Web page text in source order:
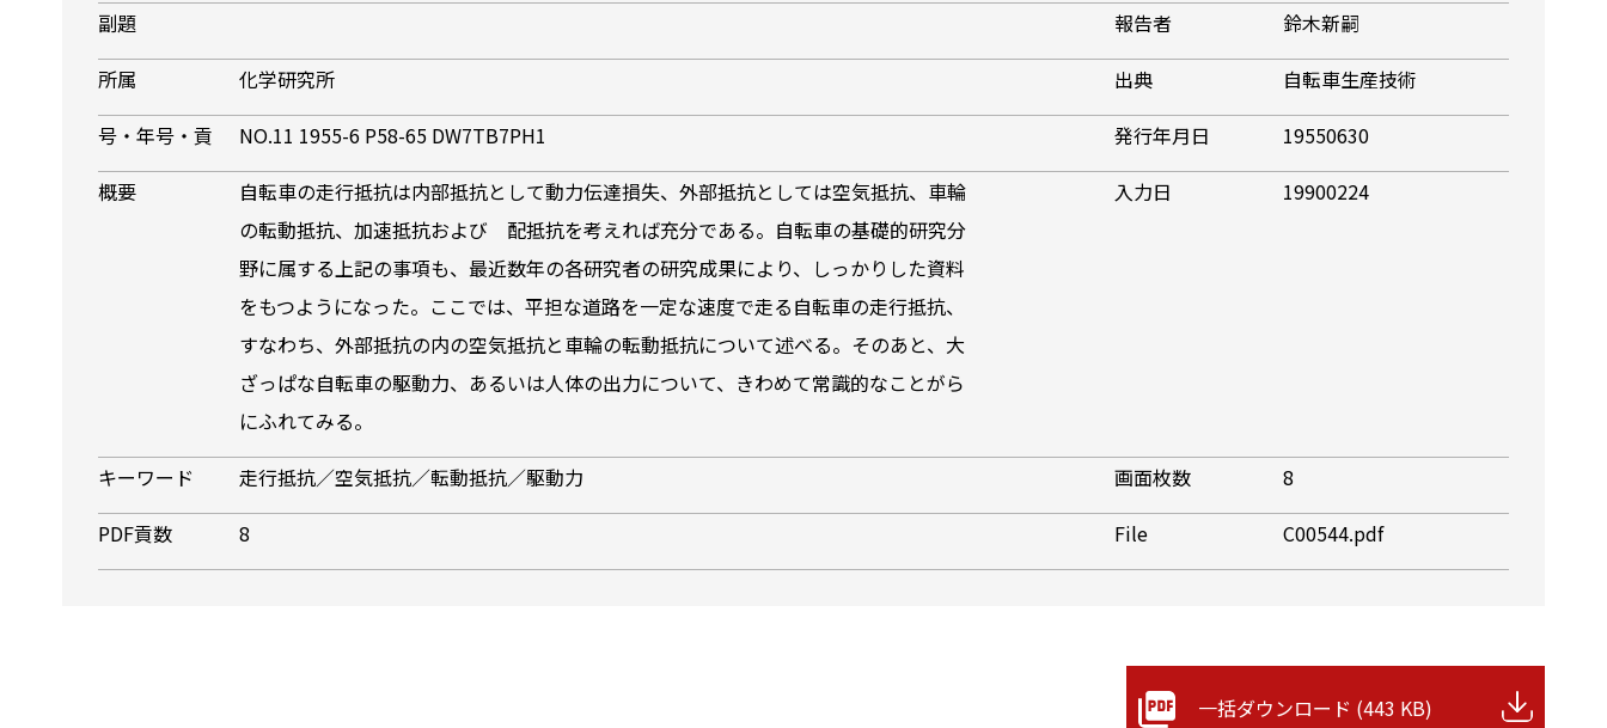
副題 報告者
鈴木新嗣
所属
化学研究所 出典
自転車生産技術
号・年号・貢
NO.11 1955-6 P58-65 DW7TB7PH1 発行年月日
19550630
概要
自転車の走行抵抗は内部抵抗として動力伝達損失、外部抵抗としては空気抵抗、車輪
の転動抵抗、加速抵抗および 配抵抗を考えれば充分である。自転車の基礎的研究分
野に属する上記の事項も、最近数年の各研究者の研究成果により、しっかりした資料
をもつようになった。ここでは、平担な道路を一定な速度で走る自転車の走行抵抗、
すなわち、外部抵抗の内の空気抵抗と車輪の転動抵抗について述べる。そのあと、大
ざっぱな自転車の駆動力、あるいは人体の出力について、きわめて常識的なことがら
にふれてみる。
入力日 19900224
キーワード 走行抵抗／空気抵抗／転動抵抗／駆動力 画面枚数
8
PDF貢数
8 File C00544.pdf
一括ダウンロード (443 KB)